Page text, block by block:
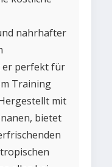
nahrhafter
er perfekt für
Training
mit
bietet